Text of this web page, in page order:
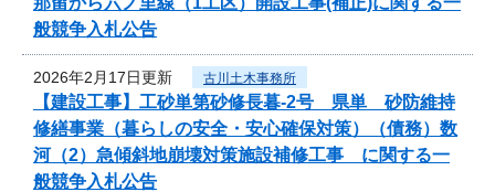
般競争入札公告
2026年2月17日更新 古川土木事務所
【建設工事】工砂単第砂修長暮-2号 県単 砂防維持
修繕事業（暮らしの安全・安心確保対策）（債務）数
河（2）急傾斜地崩壊対策施設補修工事 に関する一
般競争入札公告